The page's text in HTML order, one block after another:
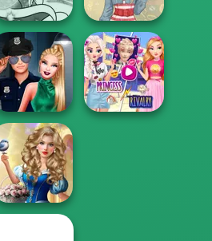
Winx Paint Fairy
Color
Americana
Style Police
Officer